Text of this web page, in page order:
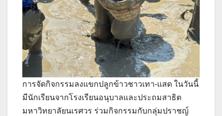
การจัดกิจกรรมลงแขกปลูกข้าวชาวเทา-แสด ในวันนี้
มีนักเรียนจากโรงเรียนอนุบาลและประถมสาธิต
มหาวิทยาลัยนเรศวร ร่วมกิจกรรมกับกลุ่มปราชญ์